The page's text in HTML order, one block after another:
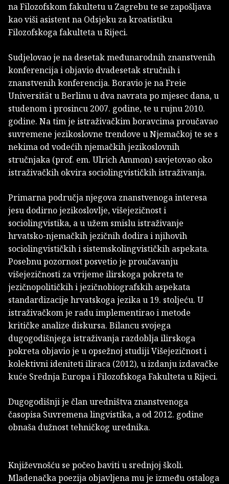
na Filozofskom fakultetu u Zagrebu te se zapošljava
kao viši asistent na Odsjeku za kroatistiku
Filozofskoga fakulteta u Rijeci.
Sudjelovao je na desetak međunarodnih znanstvenih
konferencija i objavio dvadesetak stručnih i
znanstvenih konferencija. Boravio je na Freie
Universität u Berlinu u dva navrata po mjesec dana, u
studenom i prosincu 2007. godine, te u rujnu 2010.
godine. Na tim je istraživačkim boravcima proučavao
suvremene jezikoslovne trendove u Njemačkoj te se s
nekima od vodećih njemačkih jezikoslovnih
stručnjaka (prof. em. Ulrich Ammon) savjetovao oko
istraživačkih okvira sociolingvističkih istraživanja.
Primarna područja njegova znanstvenoga interesa
jesu dodirno jezikoslovlje, višejezičnost i
sociolingvistika, a u užem smislu istraživanje
hrvatsko-njemačkih jezičnih dodira i njihovih
sociolingvističkih i sistemskolingvističkih aspekata.
Posebnu pozornost posvetio je proučavanju
višejezičnosti za vrijeme ilirskoga pokreta te
jezičnopolitičkih i jezičnobiografskih aspekata
standardizacije hrvatskoga jezika u 19. stoljeću. U
istraživačkom je radu implementirao i metode
kritičke analize diskursa. Bilancu svojega
dugogodišnjega istraživanja razdoblja ilirskoga
pokreta objavio je u opsežnoj studiji Višejezičnost i
kolektivni ideniteti iliraca (2012), u izdanju izdavačke
kuće Srednja Europa i Filozofskoga Fakulteta u Rijeci.
Dugogodišnji je član uredništva znanstvenoga
časopisa Suvremena lingvistika, a od 2012. godine
obnaša dužnost tehničkog urednika.
Književnošću se počeo baviti u srednjoj školi.
Mladenačka poezija objavljena mu je između ostaloga